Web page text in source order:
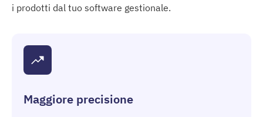
i prodotti dal tuo software gestionale.
Maggiore precisione